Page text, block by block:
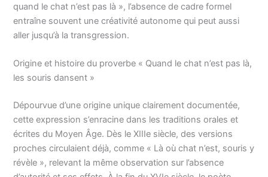
quand le chat n’est pas là », l’absence de cadre formel
entraîne souvent une créativité autonome qui peut aussi
aller jusqu’à la transgression.
Origine et histoire du proverbe « Quand le chat n’est pas là,
les souris dansent »
Dépourvue d’une origine unique clairement documentée,
cette expression s’enracine dans les traditions orales et
écrites du Moyen Âge. Dès le XIIIe siècle, des versions
proches circulaient déjà, comme « Là où chat n’est, souris y
révèle », relevant la même observation sur l’absence